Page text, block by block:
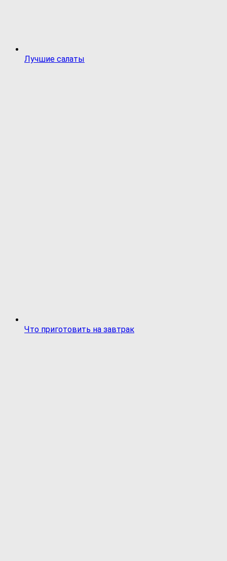
Лучшие салаты
Что приготовить на завтрак